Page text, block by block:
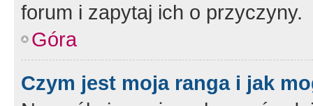
forum i zapytaj ich o przyczyny.
Góra
Czym jest moja ranga i jak